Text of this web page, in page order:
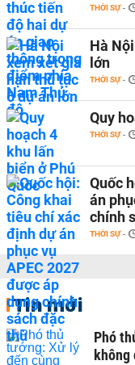
THỜI SỰ -
Hà
lớn
THỜI SỰ -
Quy
THỜI SỰ -
Quốc
án
chính
THỜI SỰ -
Tin mới
Phó